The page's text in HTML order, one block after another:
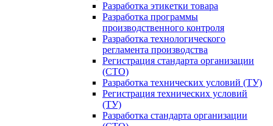
Разработка этикетки товара
Разработка программы
производственного контроля
Разработка технологического
регламента производства
Регистрация стандарта организации
(СТО)
Разработка технических условий (ТУ)
Регистрация технических условий
(ТУ)
Разработка стандарта организации